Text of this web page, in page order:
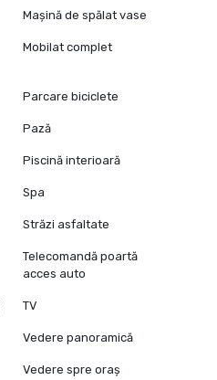
Mașină de spălat vase
Mobilat complet
Parcare biciclete
Pază
Piscină interioară
Spa
Străzi asfaltate
Telecomandă poartă
acces auto
TV
Vedere panoramică
Vedere spre oraș